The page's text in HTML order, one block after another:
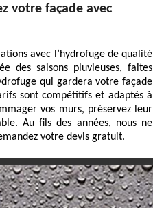
votre façade avec
avec l’hydrofuge de qualité
des saisons pluvieuses, faites
qui gardera votre façade
sont compétitifs et adaptés à
vos murs, préservez leur
Au fils des années, nous ne
votre devis gratuit.